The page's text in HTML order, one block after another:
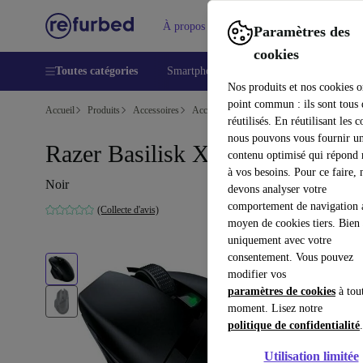
Paramètres des
cookies
Nos produits et nos cookies
point commun : ils sont tous
réutilisés. En réutilisant les
nous pouvons vous fournir
contenu optimisé qui répond
à vos besoins. Pour ce faire,
devons analyser votre
comportement de navigation
moyen de cookies tiers. Bien
uniquement avec votre
consentement. Vous pouvez
modifier vos
paramètres de cookies à
moment. Lisez notre
politique de confidentialité.
Utilisation limitée
À propos Aide
Toutes catégories Smartphones
Accueil Produits Accessoires Accessoires Ordinateur Souris
Razer Basilisk X HyperSpeed
Noir
(Collecte d'avis)